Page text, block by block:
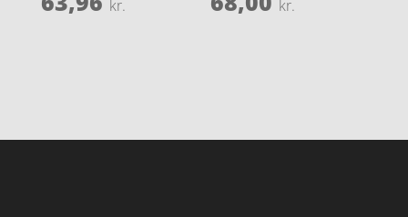
pris
kr. kr.